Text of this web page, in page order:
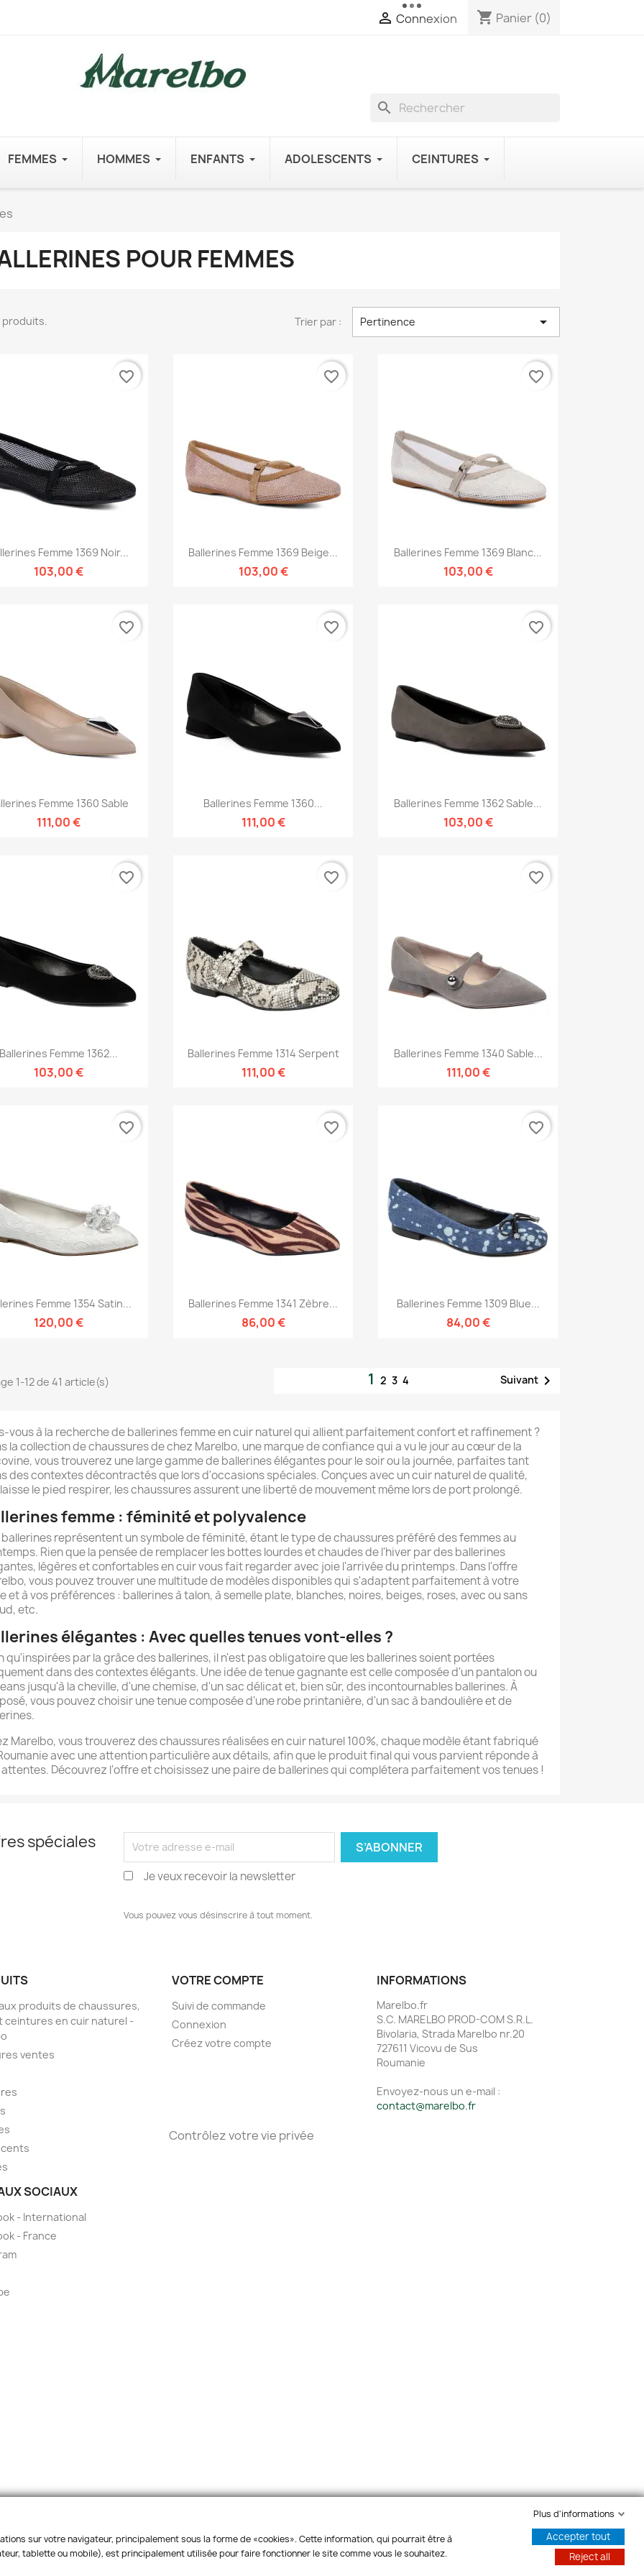
 Connexion shopping_cart Panier (0)
search
FEMMES HOMMES ENFANTS ADOLESCENTS CEINTURES
POUR FEMMES
produits. Trier par : Pertinence 
Aperçu rapide
Femme 1369 Noir...
103,00 €
favorite_border
Aperçu rapide
Ballerines Femme 1369 Beige...
103,00 €
favorite_border
Aperçu rapide
Ballerines Femme 1369 Blanc...
103,00 €
favorite_border
Aperçu rapide
Femme 1360 Sable
111,00 €
favorite_border
Aperçu rapide
Ballerines Femme 1360...
111,00 €
favorite_border
Aperçu rapide
Ballerines Femme 1362 Sable...
103,00 €
favorite_border
Aperçu rapide
Femme 1362...
103,00 €
favorite_border
Aperçu rapide
Ballerines Femme 1314 Serpent
111,00 €
favorite_border
Aperçu rapide
Ballerines Femme 1340 Sable...
111,00 €
favorite_border
Aperçu rapide
Femme 1354 Satin...
120,00 €
favorite_border
Aperçu rapide
Ballerines Femme 1341 Zèbre...
86,00 €
favorite_border
Aperçu rapide
Ballerines Femme 1309 Blue...
84,00 €
favorite_border
1-12 de 41 article(s) 1234 Suivant
vous à la recherche de ballerines femme en cuir naturel qui allient parfaitement confort et raffinement ?
la collection de chaussures de chez Marelbo, une marque de confiance qui a vu le jour au cœur de la
vous trouverez une large gamme de ballerines élégantes pour le soir ou la journée, parfaites tant
des contextes décontractés que lors d'occasions spéciales. Conçues avec un cuir naturel de qualité,
le pied respirer, les chaussures assurent une liberté de mouvement même lors de port prolongé.
femme : féminité et polyvalence
ballerines représentent un symbole de féminité, étant le type de chaussures préféré des femmes au
Rien que la pensée de remplacer les bottes lourdes et chaudes de l'hiver par des ballerines
légères et confortables en cuir vous fait regarder avec joie l'arrivée du printemps. Dans l'offre
vous pouvez trouver une multitude de modèles disponibles qui s'adaptent parfaitement à votre
et à vos préférences : ballerines à talon, à semelle plate, blanches, noires, beiges, roses, avec ou sans
etc.
élégantes : Avec quelles tenues vont-elles ?
qu'inspirées par la grâce des ballerines, il n'est pas obligatoire que les ballerines soient portées
dans des contextes élégants. Une idée de tenue gagnante est celle composée d'un pantalon ou
jusqu'à la cheville, d'une chemise, d'un sac délicat et, bien sûr, des incontournables ballerines. À
vous pouvez choisir une tenue composée d'une robe printanière, d'un sac à bandoulière et de
Marelbo, vous trouverez des chaussures réalisées en cuir naturel 100%, chaque modèle étant fabriqué
avec une attention particulière aux détails, afin que le produit final qui vous parvient réponde à
Découvrez l'offre et choisissez une paire de ballerines qui complétera parfaitement vos tenues !
spéciales
Je veux recevoir la newsletter
Vous pouvez vous désinscrire à tout moment.
produits de chaussures,
ceintures en cuir naturel -
ventes
SOCIAUX
- International
- France
VOTRE COMPTE
Suivi de commande
Connexion
Créez votre compte
INFORMATIONS
Marelbo.fr
S.C. MARELBO PROD-COM S.R.L.
Bivolaria, Strada Marelbo nr.20
727611 Vicovu de Sus
Roumanie
Envoyez-nous un e-mail :
contact@marelbo.fr
Contrôlez votre vie privée
© 2026 - Marelbo™
sur votre navigateur, principalement sous la forme de «cookies». Cette information, qui pourrait être à
tablette ou mobile), est principalement utilisée pour faire fonctionner le site comme vous le souhaitez.
Plus d'informations
Accepter tout
Reject all